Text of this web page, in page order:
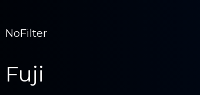
NoFilter
Fuji